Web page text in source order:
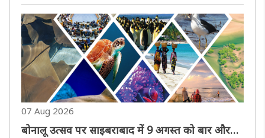
व्यवस्था के बीच सुबह से ही श्रद्धालुओं की भारी भीड़ महाकाली मंदिरों..
07 Aug 2026
बोनालू उत्सव पर साइबराबाद में 9 अगस्त को बार और